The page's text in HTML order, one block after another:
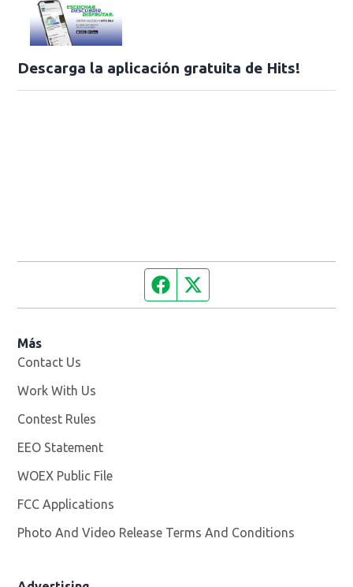
Descarga la aplicación gratuita de Hits!
Facebook page
Más
Contact Us
Work With Us
Contest Rules
EEO Statement
WOEX Public File
FCC Applications
Photo And Video Release Terms And Conditions